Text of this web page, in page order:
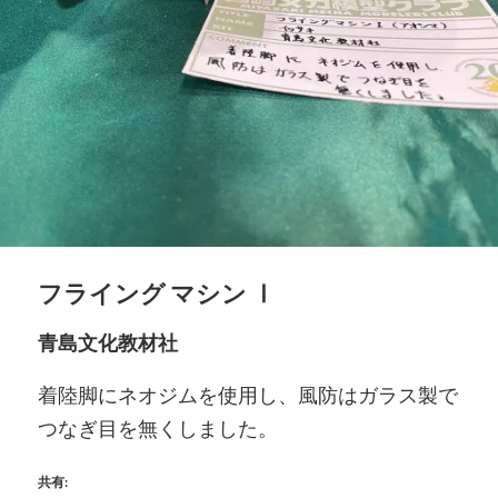
フライング マシン Ⅰ
青島文化教材社
着陸脚にネオジムを使用し、風防はガラス製で
つなぎ目を無くしました。
共有: